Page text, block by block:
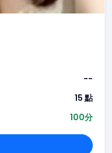
--
15 點
100分